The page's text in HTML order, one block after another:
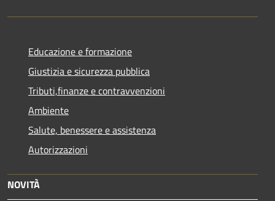
Educazione e formazione
Giustizia e sicurezza pubblica
Tributi,finanze e contravvenzioni
Ambiente
Salute, benessere e assistenza
Autorizzazioni
NOVITÀ